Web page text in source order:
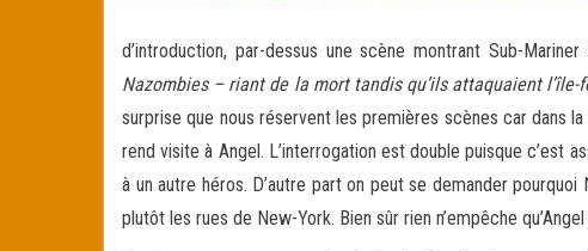
d’introduction, par-dessus une scène montrant Sub-
Nazombies – riant de la mort tandis qu’ils attaquaient
surprise que nous réservent les premières scènes car dans
rend visite à Angel. L’interrogation est double puisque c’est
à un autre héros. D’autre part on peut se demander
plutôt les rues de New-York. Bien sûr rien n’empêche